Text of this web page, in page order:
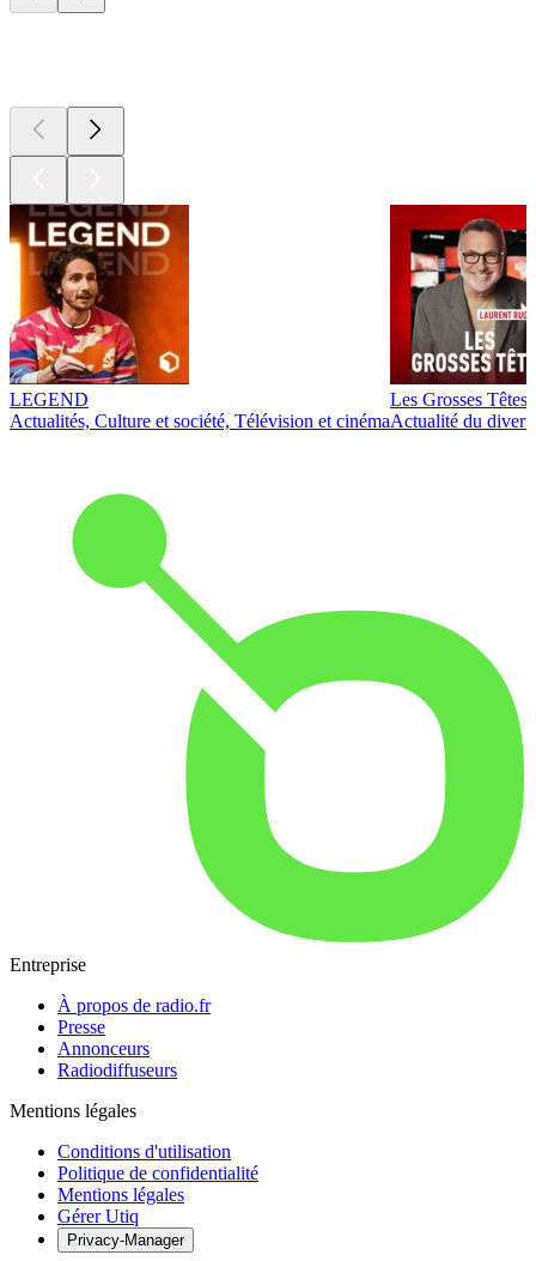
LEGEND
Actualités, Culture et société, Télévision et cinéma
Les Grosses Têtes
Actualité du
Entreprise
À propos de radio.fr
Presse
Annonceurs
Radiodiffuseurs
Mentions légales
Conditions d'utilisation
Politique de confidentialité
Mentions légales
Gérer Utiq
Privacy-Manager